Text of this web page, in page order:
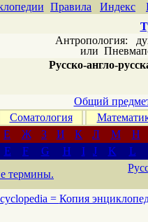
Правила Индекс
Антропология:
или
Русско-англо-
Общий
Соматология
Е Ж З И К Л М
Н
E F G H I J K
L
термины.
= Копия